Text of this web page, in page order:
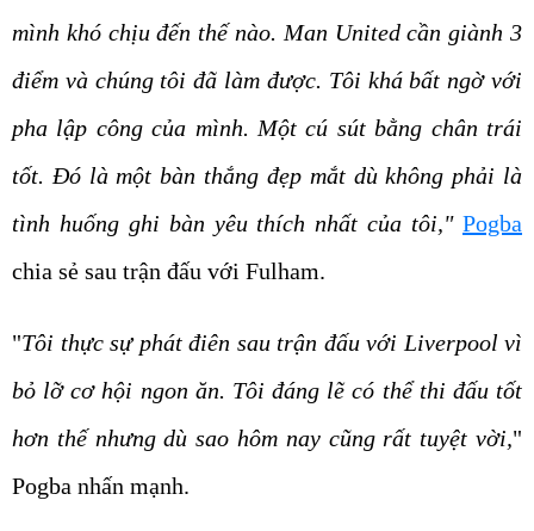
mình khó chịu đến thế nào. Man United cần giành 3
điểm và chúng tôi đã làm được. Tôi khá bất ngờ với
pha lập công của mình. Một cú sút bằng chân trái
tốt. Đó là một bàn thắng đẹp mắt dù không phải là
tình huống ghi bàn yêu thích nhất của tôi," Pogba
chia sẻ sau trận đấu với Fulham.
"Tôi thực sự phát điên sau trận đấu với Liverpool vì
bỏ lỡ cơ hội ngon ăn. Tôi đáng lẽ có thể thi đấu tốt
hơn thế nhưng dù sao hôm nay cũng rất tuyệt vời,"
Pogba nhấn mạnh.